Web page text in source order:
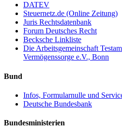
DATEV
Steuernetz.de (Online Zeitung)
Juris Rechtsdatenbank
Forum Deutsches Recht
Becksche Linkliste
Die Arbeitsgemeinschaft
Vermögenssorge e.V., Bonn
Bund
Infos, Formularnulle und
Deutsche Bundesbank
Bundesministerien